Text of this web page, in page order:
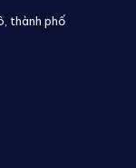
thành phố